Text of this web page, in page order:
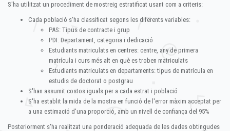
S'ha utilitzat un procediment de mostreig estratificat usant com a criteris:
Cada població s'ha classificat segons les diferents variables:
PAS: Tipus de contracte i grup
PDI: Departament, categoria i dedicació
Estudiants matriculats en centres: centre, any de primera
matrícula i curs més alt en què es troben matriculats
Estudiants matriculats en departaments: tipus de matrícula en
estudis de doctorat o postgrau
S'han assumit costos iguals per a cada estrat i població
S'ha establit la mida de la mostra en funció de l'error màxim acceptat per
a una estimació d'una proporció, amb un nivell de confiança del 95%
Posteriorment s'ha realitzat una ponderació adequada de les dades obtingudes